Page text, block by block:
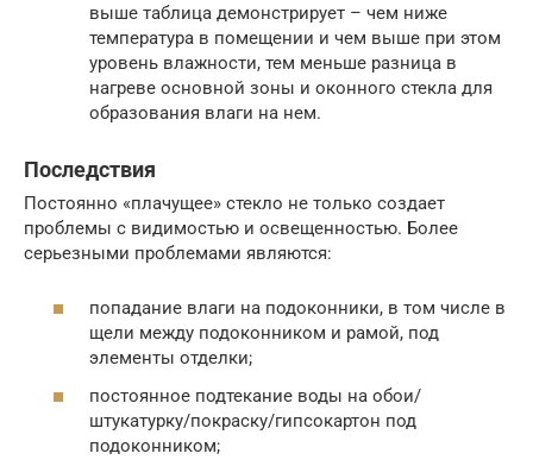
выше таблица демонстрирует – чем ниже
температура в помещении и чем выше при этом
уровень влажности, тем меньше разница в
нагреве основной зоны и оконного стекла для
образования влаги на нем.
Последствия
Постоянно «плачущее» стекло не только создает
проблемы с видимостью и освещенностью. Более
серьезными проблемами являются:
попадание влаги на подоконники, в том числе в
щели между подоконником и рамой, под
элементы отделки;
постоянное подтекание воды на обои/
штукатурку/покраску/гипсокартон под
подоконником;